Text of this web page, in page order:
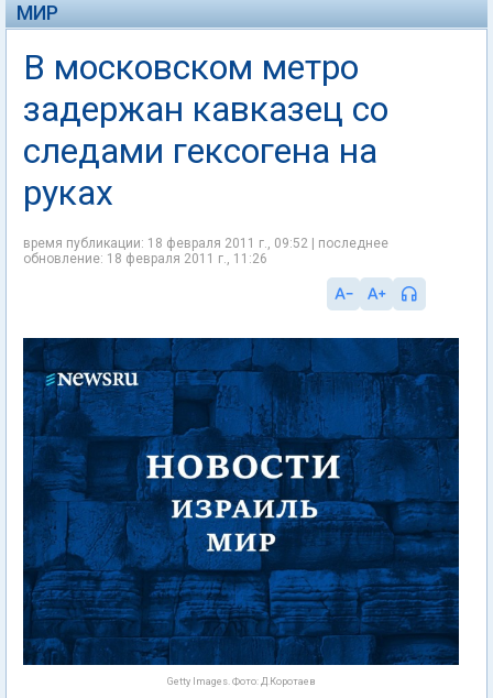
МИР
В московском метро
задержан кавказец со
следами гексогена на
руках
время публикации: 18 февраля 2011 г., 09:52 | последнее
обновление: 18 февраля 2011 г., 11:26
Getty Images. Фото: Д.Коротаев